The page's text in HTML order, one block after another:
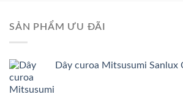
SẢN PHẨM ƯU ĐÃI
Dây curoa Mitsusumi Sanlux